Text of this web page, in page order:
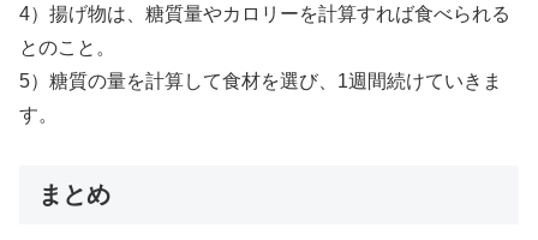
4）揚げ物は、糖質量やカロリーを計算すれば食べられる
とのこと。
5）糖質の量を計算して食材を選び、1週間続けていきま
す。
まとめ